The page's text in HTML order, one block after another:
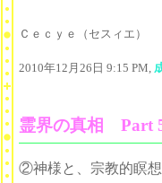
Ｃｅｃｙｅ（セスィエ）
2010年12月26日 9:15 PM,
霊界の真相 Part
②神様と、宗教的瞑